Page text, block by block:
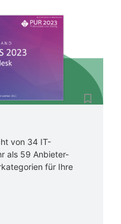
von 34 IT-
als 59 Anbieter-
für Ihre